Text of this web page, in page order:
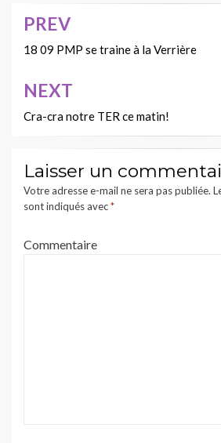
Navigation
de
l’article
PREV
18 09 PMP se traine à la Verrière
NEXT
Cra-cra notre TER ce matin!
Laisser un
Votre adresse e-mail ne sera pas publiée.
sont indiqués avec*
Commentaire